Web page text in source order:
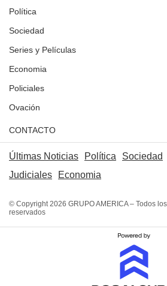
Política
Sociedad
Series y Películas
Economia
Policiales
Ovación
CONTACTO
Últimas Noticias Política Sociedad
Judiciales
Economia
© Copyright 2026 GRUPO AMERICA – Todos
reservados